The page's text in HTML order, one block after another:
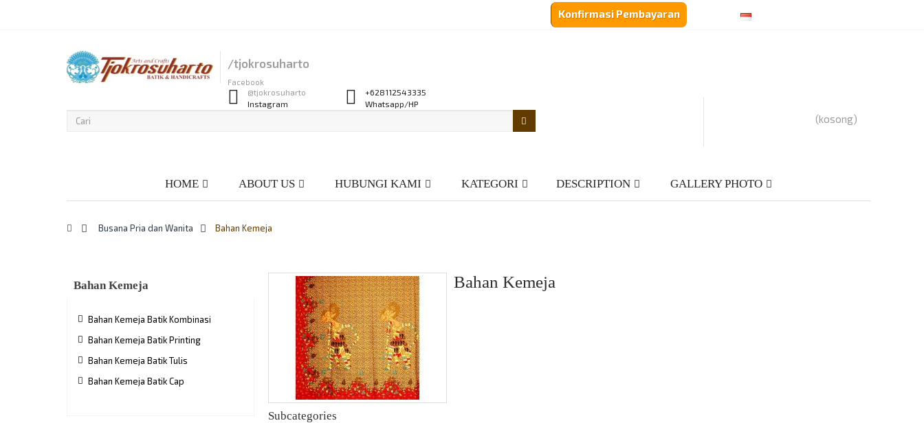
Konfirmasi Pembayaran
/tjokrosuharto
Facebook
@tjokrosuharto
Instagram
+628112543335
Whatsapp/HP
(kosong)
HOME ABOUT US HUBUNGI KAMI KATEGORI DESCRIPTION GALLERY PHOTO
> Busana Pria dan Wanita > Bahan Kemeja
Bahan Kemeja
Bahan Kemeja Batik Kombinasi
Bahan Kemeja Batik Printing
Bahan Kemeja Batik Tulis
Bahan Kemeja Batik Cap
Bahan Kemeja
Subcategories